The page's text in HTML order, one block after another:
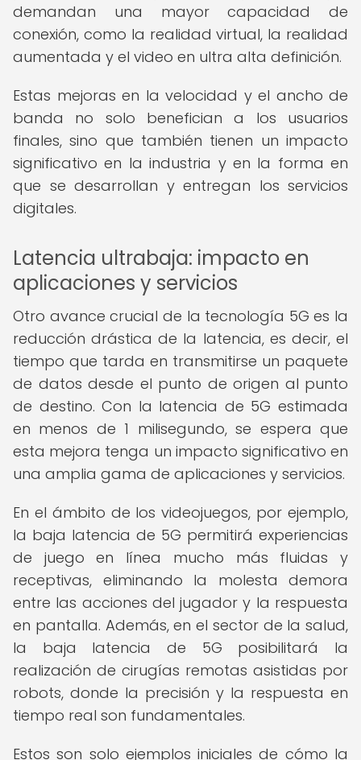
demandan una mayor capacidad de
conexión, como la realidad virtual, la realidad
aumentada y el video en ultra alta definición.
Estas mejoras en la velocidad y el ancho de
banda no solo benefician a los usuarios
finales, sino que también tienen un impacto
significativo en la industria y en la forma en
que se desarrollan y entregan los servicios
digitales.
Latencia ultrabaja: impacto en
aplicaciones y servicios
Otro avance crucial de la tecnología 5G es la
reducción drástica de la latencia, es decir, el
tiempo que tarda en transmitirse un paquete
de datos desde el punto de origen al punto
de destino. Con la latencia de 5G estimada
en menos de 1 milisegundo, se espera que
esta mejora tenga un impacto significativo en
una amplia gama de aplicaciones y servicios.
En el ámbito de los videojuegos, por ejemplo,
la baja latencia de 5G permitirá experiencias
de juego en línea mucho más fluidas y
receptivas, eliminando la molesta demora
entre las acciones del jugador y la respuesta
en pantalla. Además, en el sector de la salud,
la baja latencia de 5G posibilitará la
realización de cirugías remotas asistidas por
robots, donde la precisión y la respuesta en
tiempo real son fundamentales.
Estos son solo ejemplos iniciales de cómo la